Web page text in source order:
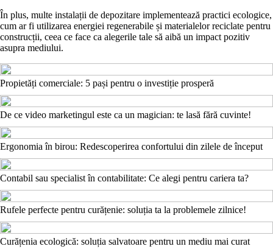
În plus, multe instalații de depozitare implementează practici ecologice,
cum ar fi utilizarea energiei regenerabile și materialelor reciclate pentru
construcții, ceea ce face ca alegerile tale să aibă un impact pozitiv
asupra mediului.
Propietăți comerciale: 5 pași pentru o investiție prosperă
De ce video marketingul este ca un magician: te lasă fără cuvinte!
Ergonomia în birou: Redescoperirea confortului din zilele de început
Contabil sau specialist în contabilitate: Ce alegi pentru cariera ta?
Rufele perfecte pentru curățenie: soluția ta la problemele zilnice!
Curățenia ecologică: soluția salvatoare pentru un mediu mai curat